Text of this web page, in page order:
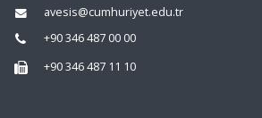
avesis@cumhuriyet.edu.tr
+90 346 487 00 00
+90 346 487 11 10